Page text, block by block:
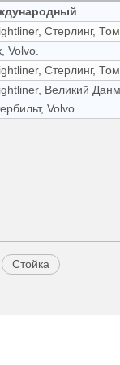
Стерлинг,
Volvo.
Стерлинг,
Великий
Volvo
Стойка